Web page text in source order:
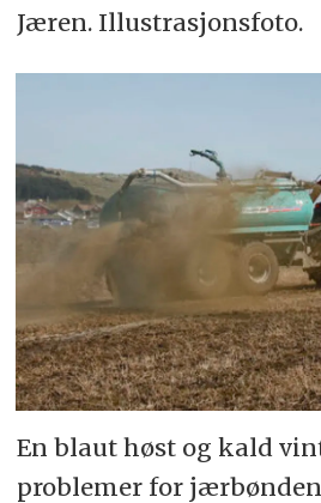
Jæren. Illustrasjonsfoto.
En blaut høst og kald
problemer for